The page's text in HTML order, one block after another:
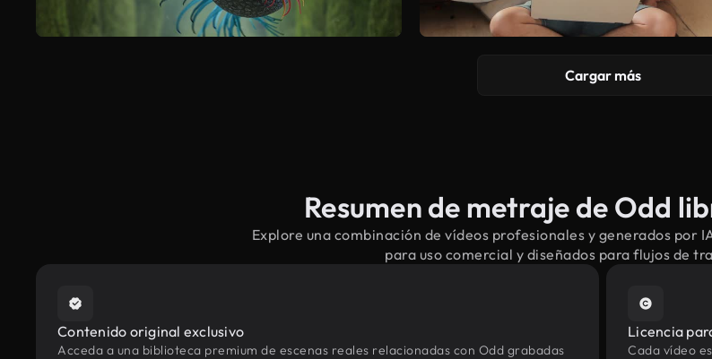
Cargar más
Resumen de metraje de Odd
Explore una combinación de vídeos profesionales y generados por
para uso comercial y diseñados para flujos de
Contenido original exclusivo
Acceda a una biblioteca premium de escenas reales relacionadas con Odd grabadas
Licencia
Cada vídeo